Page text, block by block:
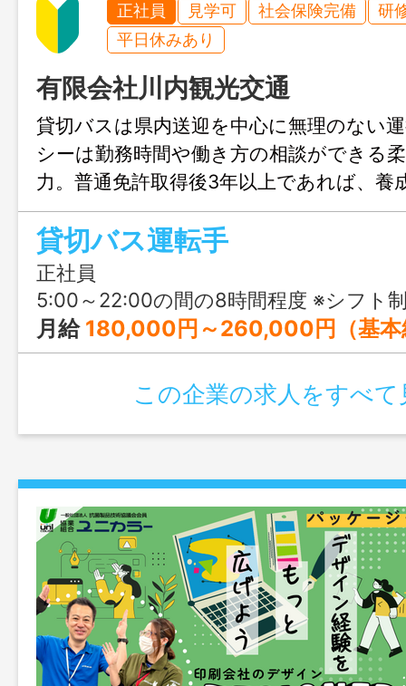
正社員 見学可 社会保険完備
研
平日休みあり
有限会社川内観光交通
貸切バスは県内送迎を中心に無理のない
シーは勤務時間や働き方の相談ができる
力。普通免許取得後3年以上であれば、養
て二種免許や大型二種免許の取得を目指
から地域に貢献できる仕事に挑戦できま
貸切バス運転手
正社員
5:00～22:00の間の8時間程度 ※シフト制（予約状況により時間帯の変動あり）
月給 180,000円～260,000円（基本
この企業の求人をすべて